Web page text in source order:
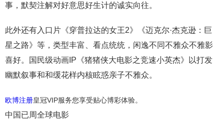
事，默契注解对好意思好生计的诚实向往。
此外还有入口片《穿普拉达的女王2》《迈克尔·杰克逊：巨
星之路》等，类型丰富、看点统统，闲逸不同不雅众不雅影
喜好。国民级动画IP《猪猪侠大电影之竞速小英杰》以打发
幽默叙事和和缓花样内核眩惑亲子不雅众。
欧博注册皇冠VIP服务您享受贴心博彩体验。
中国已周全球电影